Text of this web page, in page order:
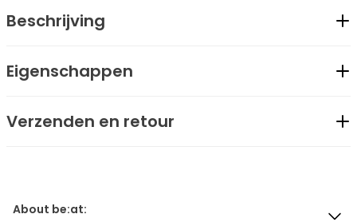
Beschrijving
Veilig vergrendelde dop. Verkrijgbaar in zwart, met 'Beat Your
Kenmerken
Morsvrije dop
Eigenschappen
Merk
be:at
Verzenden en retour
wanneer de bestelling is verzonden.
About be:at: